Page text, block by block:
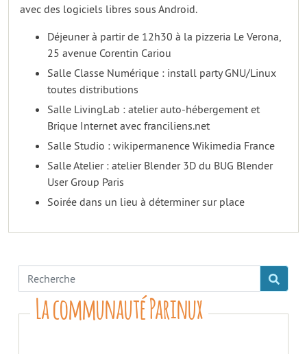
avec des logiciels libres sous Android.
Déjeuner à partir de 12h30 à la pizzeria Le Verona,
25 avenue Corentin Cariou
Salle Classe Numérique : install party GNU/Linux
toutes distributions
Salle LivingLab : atelier auto-hébergement et
Brique Internet avec franciliens.net
Salle Studio : wikipermanence Wikimedia France
Salle Atelier : atelier Blender 3D du BUG Blender
User Group Paris
Soirée dans un lieu à déterminer sur place
La communauté Parinux